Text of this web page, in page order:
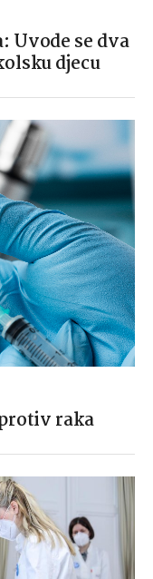
Uvode se dva
djecu
raka